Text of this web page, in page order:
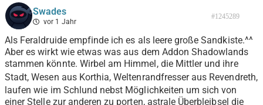
Swades
vor 1 Jahr
#1245289
Als Feraldruide empfinde ich es als leere große Sandkiste.^^
Aber es wirkt wie etwas was aus dem Addon Shadowlands
stammen könnte. Wirbel am Himmel, die Mittler und ihre
Stadt, Wesen aus Korthia,Weltenrandfresser aus Revendreth,
laufen wie im Schlund nebst Möglichkeiten um sich von
einer Stelle zur anderen zu porten, astrale Überbleibsel die